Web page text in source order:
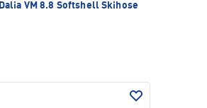
Dalia VM 8.8 Softshell Skihose